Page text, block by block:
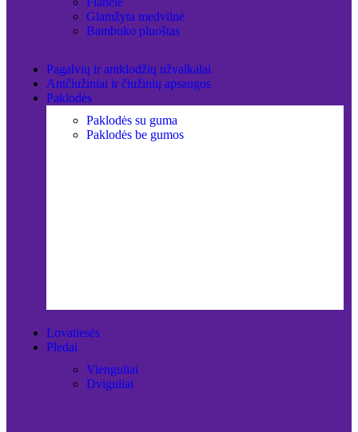
Glamžyta medvilnė
Bambuko pluoštas
Pagalvių ir antklodžių užvalkalai
Antčiužiniai ir čiužinių apsaugos
Paklodės
Paklodės su guma
Paklodės be gumos
Lovatiesės
Pledai
Vienguliai
Dviguliai